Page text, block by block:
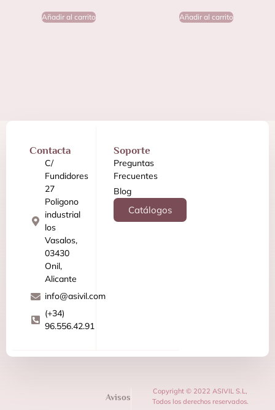
Añadir al carrito Añadir al carrito
Contacta
C/
Fundidores
27
Poligono
industrial
los
Vasalos,
03430
Onil,
Alicante
info@asivil.com
(+34)
96.556.42.91
Soporte
Preguntas
Frecuentes
Blog
Catálogos
Avisos
Copyright © 2022 ASIVIL S.L,
Todos los derechos reservados.